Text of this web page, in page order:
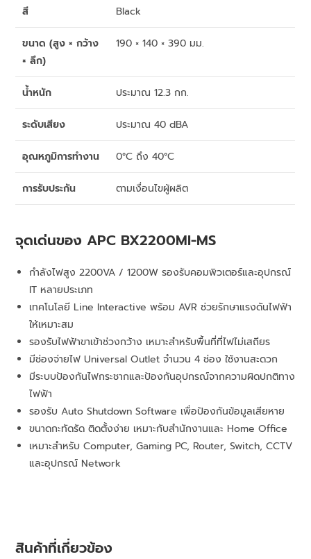
สี Black
ขนาด (สูง × กว้าง
× ลึก)
190 × 140 × 390 มม.
น้ำหนัก ประมาณ 12.3 กก.
ระดับเสียง ประมาณ 40 dBA
อุณหภูมิการทำงาน 0°C ถึง 40°C
การรับประกัน ตามเงื่อนไขผู้ผลิต
จุดเด่นของ APC BX2200MI-MS
กำลังไฟสูง 2200VA / 1200W รองรับคอมพิวเตอร์และอุปกรณ์
IT หลายประเภท
เทคโนโลยี Line Interactive พร้อม AVR ช่วยรักษาแรงดันไฟฟ้า
ให้เหมาะสม
รองรับไฟฟ้าขาเข้าช่วงกว้าง เหมาะสำหรับพื้นที่ที่ไฟไม่เสถียร
มีช่องจ่ายไฟ Universal Outlet จำนวน 4 ช่อง ใช้งานสะดวก
มีระบบป้องกันไฟกระชากและป้องกันอุปกรณ์จากความผิดปกติทาง
ไฟฟ้า
รองรับ Auto Shutdown Software เพื่อป้องกันข้อมูลเสียหาย
ขนาดกะทัดรัด ติดตั้งง่าย เหมาะกับสำนักงานและ Home Office
เหมาะสำหรับ Computer, Gaming PC, Router, Switch, CCTV
และอุปกรณ์ Network
สินค้าที่เกี่ยวข้อง